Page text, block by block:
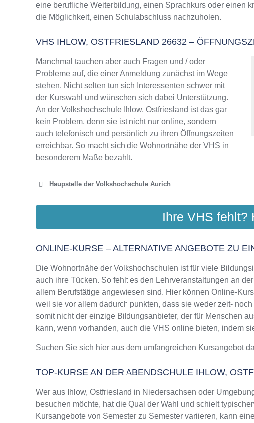
eine berufliche Weiterbildung, einen Sprachkurs oder einen
die Möglichkeit, einen Schulabschluss nachzuholen.
VHS IHLOW, OSTFRIESLAND 26632 –
Manchmal tauchen aber auch Fragen und / oder
Probleme auf, die einer Anmeldung zunächst im Wege
stehen. Nicht selten tun sich Interessenten schwer mit
der Kurswahl und wünschen sich dabei Unterstützung.
An der Volkshochschule Ihlow, Ostfriesland ist das gar
kein Problem, denn sie ist nicht nur online, sondern
auch telefonisch und persönlich zu ihren Öffnungszeiten
erreichbar. So macht sich die Wohnortnähe der VHS in
besonderem Maße bezahlt.
Haupstelle der Volkshochschule Aurich
KVHS
Ihre VHS fehlt?
ONLINE-KURSE – ALTERNATIVE ANGEBOTE ZU
Die Wohnortnähe der Volkshochschulen ist für viele
auch ihre Tücken. So fehlt es den Lehrveranstaltungen an
allem Berufstätige angewiesen sind. Hier können Online-
weil sie vor allem dadurch punkten, dass sie weder zeit-
somit nicht der einzige Bildungsanbieter, der für Menschen
kann, wenn vorhanden, auch die VHS online bieten, indem
Suchen Sie sich hier aus dem umfangreichen Kursangebot
TOP-KURSE AN DER ABENDSCHULE IHLOW,
Wer aus Ihlow, Ostfriesland in Niedersachsen oder
besuchen möchte, hat die Qual der Wahl und schielt
Kursangebote von Semester zu Semester variieren, kann